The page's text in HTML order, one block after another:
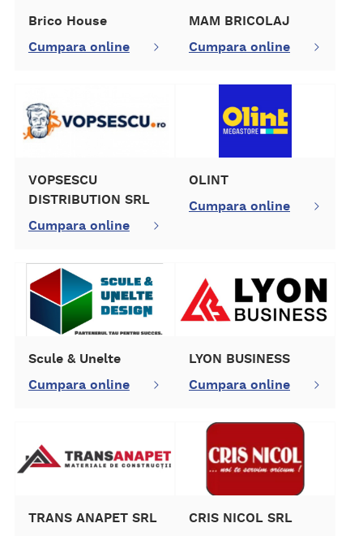
Brico House
Cumpara online
MAM BRICOLAJ
Cumpara online
VOPSESCU
DISTRIBUTION SRL
Cumpara online
OLINT
Cumpara online
Scule & Unelte
Cumpara online
LYON BUSINESS
Cumpara online
TRANS ANAPET SRL
CRIS NICOL SRL